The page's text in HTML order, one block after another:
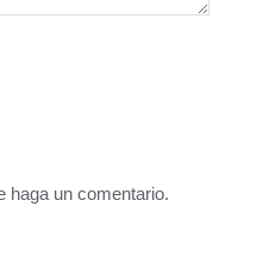
haga un comentario.